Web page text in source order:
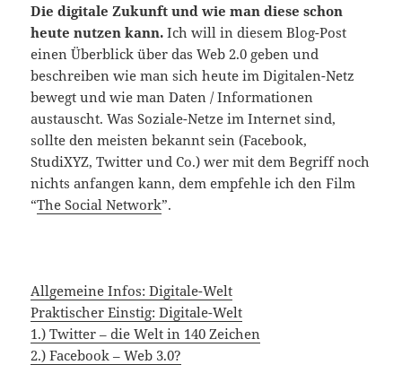
Die digitale Zukunft und wie man diese schon
heute nutzen kann. Ich will in diesem Blog-Post
einen Überblick über das Web 2.0 geben und
beschreiben wie man sich heute im Digitalen-Netz
bewegt und wie man Daten / Informationen
austauscht. Was Soziale-Netze im Internet sind,
sollte den meisten bekannt sein (Facebook,
StudiXYZ, Twitter und Co.) wer mit dem Begriff noch
nichts anfangen kann, dem empfehle ich den Film
“The Social Network”.
Allgemeine Infos: Digitale-Welt
Praktischer Einstig: Digitale-Welt
1.) Twitter – die Welt in 140 Zeichen
2.) Facebook – Web 3.0?